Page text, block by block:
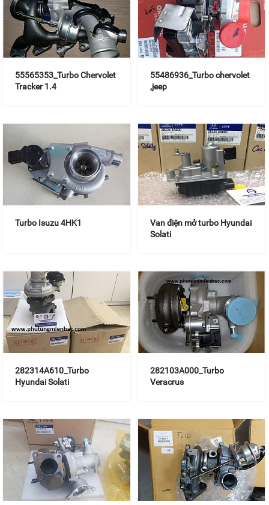
55565353_Turbo Chervolet
Tracker 1.4
55486936_Turbo chervolet
,jeep
Turbo Isuzu 4HK1
Van điện mở turbo Hyundai
Solati
282314A610_Turbo
Hyundai Solati
282103A000_Turbo
Veracrus